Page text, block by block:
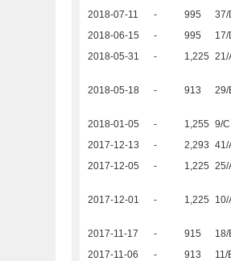
2018-07-11
- 995 37/
2018-06-15
- 995 17/
2018-05-31
- 1,225 21/
2018-05-18
- 913 29/
2018-01-05
- 1,255 9/C
2017-12-13
- 2,293 41/
2017-12-05
- 1,225 25/
2017-12-01
- 1,225 10/
2017-11-17
- 915 18/
2017-11-06
- 913 11/